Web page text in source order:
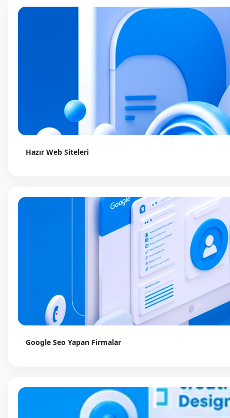
Hazır Web Siteleri
Google Seo Yapan Firmalar